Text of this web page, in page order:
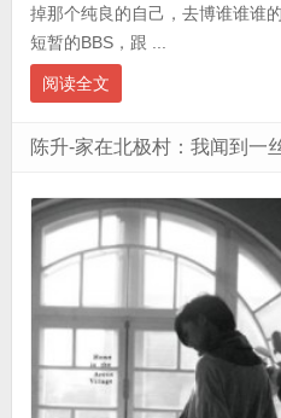
掉那个纯良的自己，去博谁谁谁
短暂的BBS，跟 ...
阅读全文
陈升-家在北极村：我闻到一